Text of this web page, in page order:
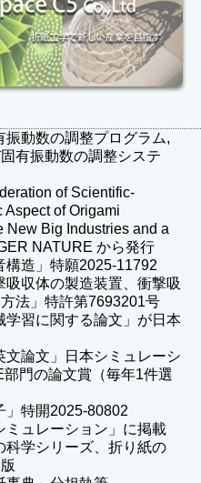
動数の調整プログラム,
有振動数の調整システ
of Scientific-
Aspect of Origami
New Big Industries and a
NATURE から発行
構造」特願2025-11792
収体の製造装置、衝撃吸
法」特許第7693201号
習に関する論文」が日本
論文」日本シミュレーシ
門の論文賞（毎年1件選
」特開2025-80802
ミュレーション」に掲載
科学シリーズ、折り紙の